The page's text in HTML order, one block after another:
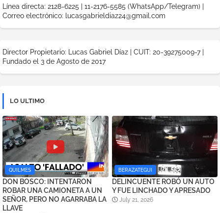
Línea directa: 2128-6225 | 11-2176-5585 (WhatsApp/Telegram) |
Correo electrónico: lucasgabrieldiaz24@gmail.com
Director Propietario: Lucas Gabriel Díaz | CUIT: 20-39275009-7 |
Fundado el 3 de Agosto de 2017
LO ULTIMO
QUILMES
DON BOSCO: INTENTARON
ROBAR UNA CAMIONETA A UN
SEÑOR, PERO NO AGARRABA LA
LLAVE
BERAZATEGUI
DELINCUENTE ROBÓ UN AUTO
Y FUE LINCHADO Y APRESADO
July 21, 2026